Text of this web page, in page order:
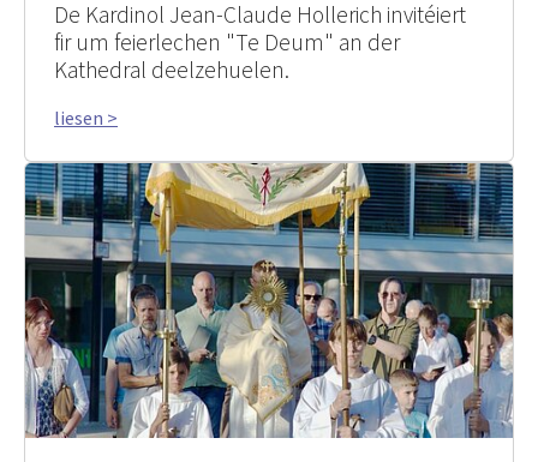
De Kardinol Jean-Claude Hollerich invitéiert
fir um feierlechen "Te Deum" an der
Kathedral deelzehuelen.
liesen >